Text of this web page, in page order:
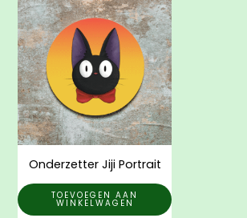
Onderzetter Jiji Portrait
TOEVOEGEN AAN
WINKELWAGEN